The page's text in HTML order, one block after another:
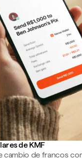
de KMF
cambio de francos